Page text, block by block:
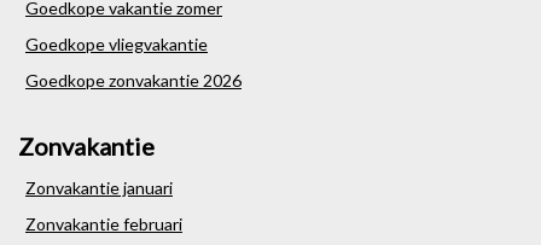
Goedkope vakantie zomer
Goedkope vliegvakantie
Goedkope zonvakantie 2026
Zonvakantie
Zonvakantie januari
Zonvakantie februari